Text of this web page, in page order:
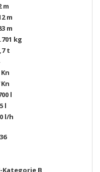
m
m
m
kg
t
Kn
l
l
l/h
Kategorie B